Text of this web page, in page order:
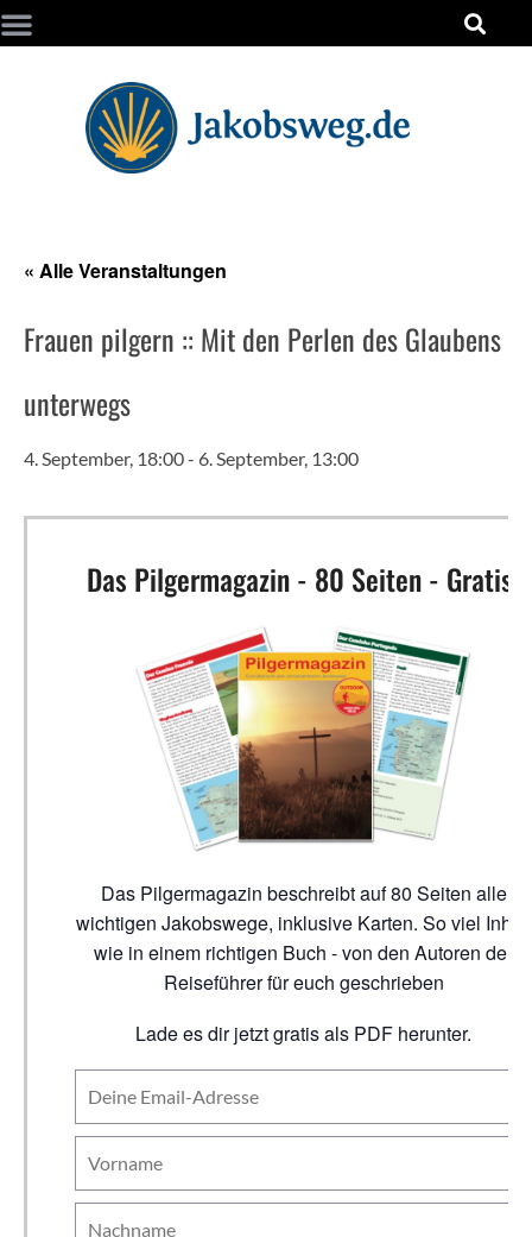
« Alle Veranstaltungen
Frauen pilgern :: Mit den Perlen des Glaubens
unterwegs
4. September, 18:00- 6. September, 13:00
Das Pilgermagazin - 80 Seiten - Gratis!
Das Pilgermagazin beschreibt auf 80 Seiten alle
wichtigen Jakobswege, inklusive Karten. So viel Inhalt
wie in einem richtigen Buch - von den Autoren der
Reiseführer für euch geschrieben
Lade es dir jetzt gratis als PDF herunter.